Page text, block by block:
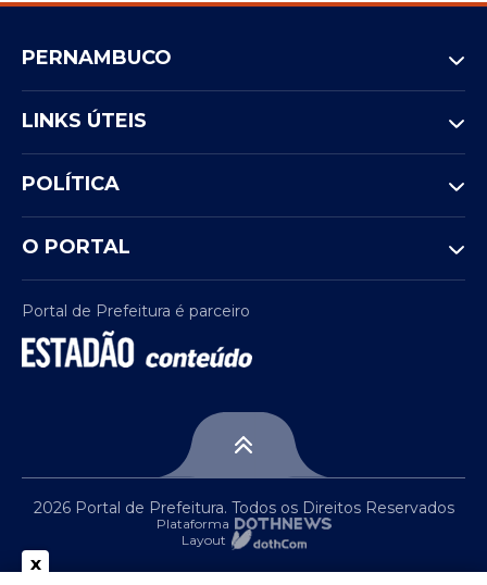
PERNAMBUCO
LINKS ÚTEIS
POLÍTICA
O PORTAL
Portal de Prefeitura é parceiro
2026 Portal de Prefeitura. Todos os Direitos Reservados
Plataforma
Layout
x